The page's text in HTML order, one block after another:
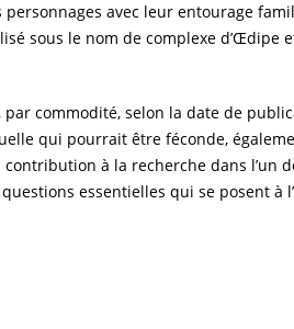
avec leur entourage
sous le nom de complexe d’Œdipe
commodité, selon la date de
qui pourrait être féconde,
à la recherche dans l’un
essentielles qui se posent à